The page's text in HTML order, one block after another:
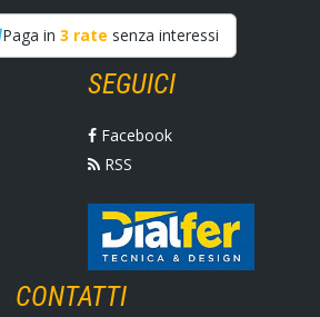
Paga in 3 rate senza interessi
SEGUICI
Facebook
RSS
CONTATTI